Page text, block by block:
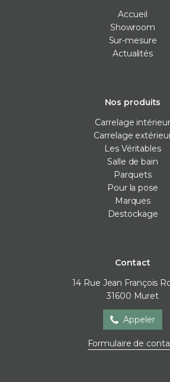
Accueil
Showroom
Sur-mesure
Actualités
Nos produits
Carrelage intérieur
Carrelage
Les Véritables
Salle de bain
Parquets
Pour la pose
Marques
Destockage
Contact
14 Rue Jean François
31600 Muret
Appeler
Formulaire de